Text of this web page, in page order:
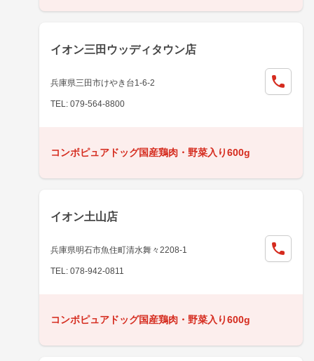
イオン三田ウッディタウン店
兵庫県三田市けやき台1-6-2
TEL: 079-564-8800
コンボピュアドッグ国産鶏肉・野菜入り600g
イオン土山店
兵庫県明石市魚住町清水舞々2208-1
TEL: 078-942-0811
コンボピュアドッグ国産鶏肉・野菜入り600g